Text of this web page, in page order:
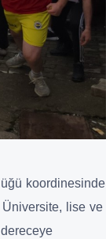
koordinesinde
Üniversite, lise ve